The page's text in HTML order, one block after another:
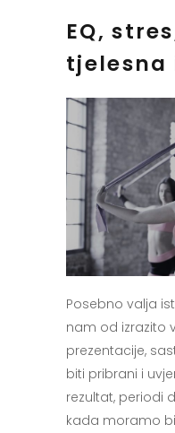
EQ,
Posebno valja
nam od izrazito
prezentacije,
biti pribrani i
rezultat, periodi
kada moramo